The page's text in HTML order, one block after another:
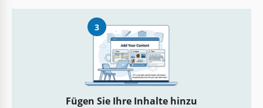
3
Fügen Sie Ihre Inhalte hinzu